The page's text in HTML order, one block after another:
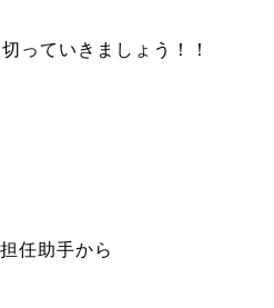
っていきましょう！！
任助手から